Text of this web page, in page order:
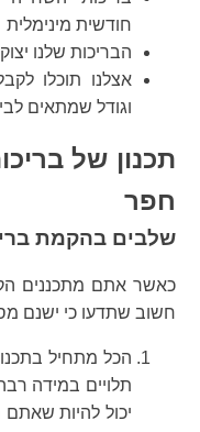
חודשית מינימלית
הבריכות שלנו
אצלנו תוכלו
וגודל שמתאים
תכנון של
חפר
שלבים בהקמת
כאשר אתם מתכננים
חשוב שתדעו כי ישנם
הכל מתחיל
תלויים במידה
יכול להיות